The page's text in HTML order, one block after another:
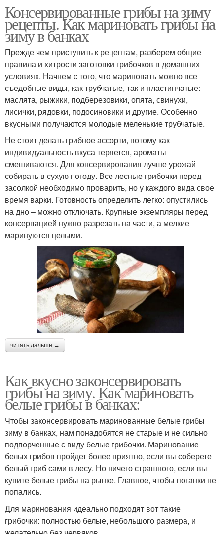
Консервированные грибы на зиму
рецепты. Как мариновать грибы на
зиму в банках
Прежде чем приступить к рецептам, разберем общие
правила и хитрости заготовки грибочков в домашних
условиях. Начнем с того, что мариновать можно все
съедобные виды, как трубчатые, так и пластинчатые:
маслята, рыжики, подберезовики, опята, свинухи,
лисички, рядовки, подосиновики и другие. Особенно
вкусными получаются молодые меленькие трубчатые.
Не стоит делать грибное ассорти, потому как
индивидуальность вкуса теряется, ароматы
смешиваются. Для консервирования лучше урожай
собирать в сухую погоду. Все лесные грибочки перед
засолкой необходимо проварить, но у каждого вида свое
время варки. Готовность определить легко: опустились
на дно – можно отключать. Крупные экземпляры перед
консервацией нужно разрезать на части, а мелкие
маринуются целыми.
читать дальше →
Как вкусно законсервировать
грибы на зиму. Как мариновать
белые грибы в банках:
Чтобы законсервировать маринованные белые грибы
зиму в банках, нам понадобятся не старые и не сильно
подпорченные с виду белые грибочки. Маринование
белых грибов пройдет более приятно, если вы соберете
белый гриб сами в лесу. Но ничего страшного, если вы
купите белые грибы на рынке. Главное, чтобы поганки не
попались.
Для маринования идеально подходят вот такие
грибочки: полностью белые, небольшого размера, и